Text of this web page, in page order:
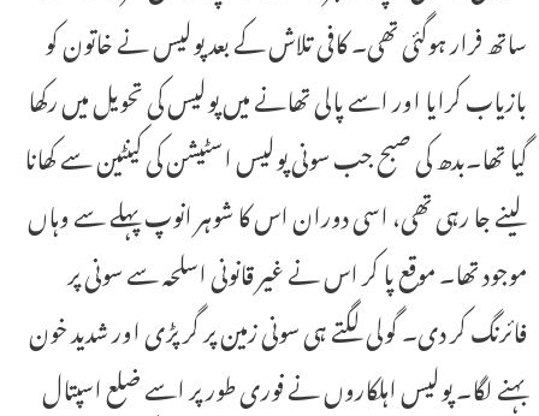
ساتھ فرار ہوگئی تھی۔ کافی تلاش کے بعد پولیس نے خاتون کو
بازیاب کرایا اور اسے پالی تھانے میں پولیس کی تحویل میں رکھا
گیا تھا۔بدھ کی صبح جب سونی پولیس اسٹیشن کی کینٹین سے کھانا
لینے جا رہی تھی، اسی دوران اس کا شوہر انوپ پہلے سے وہاں
موجود تھا۔ موقع پا کر اس نے غیر قانونی اسلحہ سے سونی پر
فائرنگ کر دی۔ گولی لگتے ہی سونی زمین پر گر پڑی اور شدید خون
بہنے لگا۔ پولیس اہلکاروں نے فوری طور پر اسے ضلع اسپتال